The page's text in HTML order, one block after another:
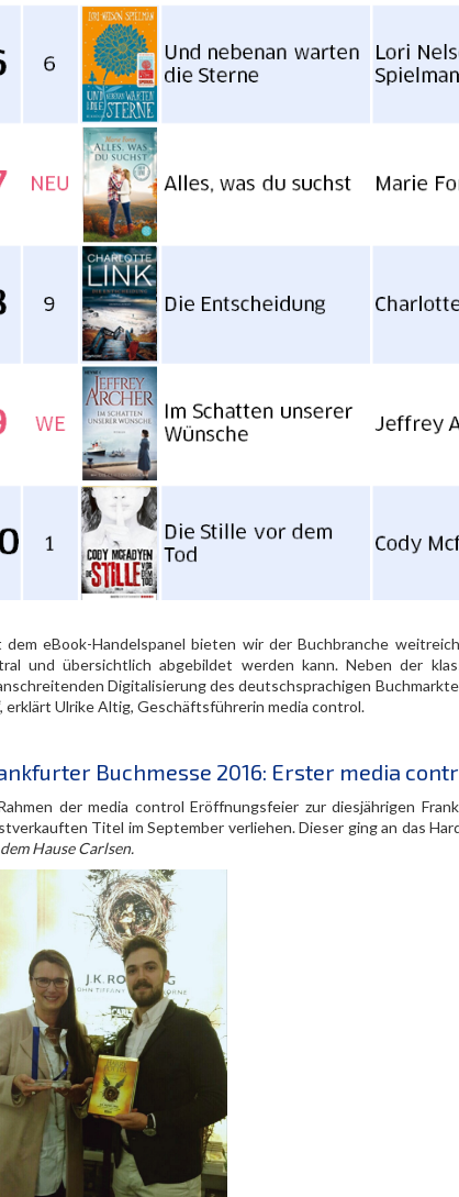
dem eBook-Handelspanel bieten wir der Buchbranche
und übersichtlich abgebildet werden kann. Neben der
Digitalisierung des deutschsprachigen
erklärt Ulrike Altig, Geschäftsführerin media control.
Buchmesse 2016: Erster media
der media control Eröffnungsfeier zur diesjährigen
Titel im September verliehen. Dieser ging an das
Hause Carlsen.